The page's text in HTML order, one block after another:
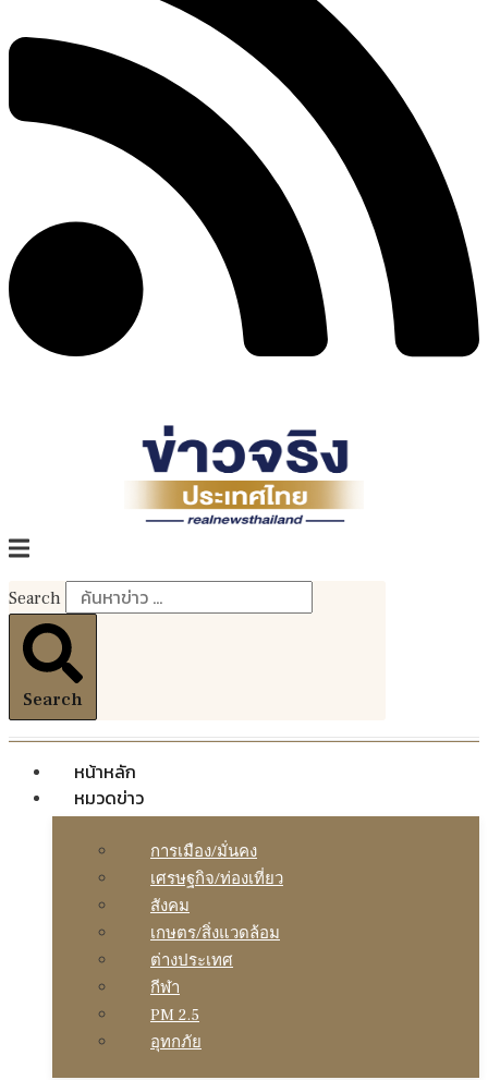
Search
Search
หน้าหลัก
หมวดข่าว
การเมือง/มั่นคง
เศรษฐกิจ/ท่องเที่ยว
สังคม
เกษตร/สิ่งแวดล้อม
ต่างประเทศ
กีฬา
PM 2.5
อุทกภัย